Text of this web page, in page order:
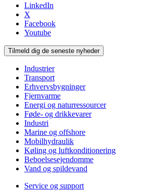
LinkedIn
X
Facebook
Youtube
Tilmeld dig de seneste nyheder
Industrier
Transport
Erhvervsbygninger
Fjernvarme
Energi og naturressourcer
Føde- og drikkevarer
Industri
Marine og offshore
Mobilhydraulik
Køling og luftkonditionering
Beboelsesejendomme
Vand og spildevand
Service og support